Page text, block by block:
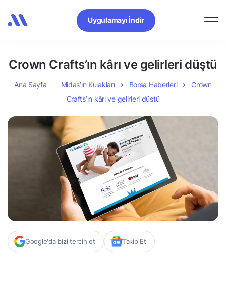
Uygulamayı İndir
Crown Crafts’ın kârı ve gelirleri düştü
Ana Sayfa Midas’ın Kulakları Borsa Haberleri
Crown
Crafts’ın kârı ve gelirleri düştü
Google'da bizi tercih et Takip Et